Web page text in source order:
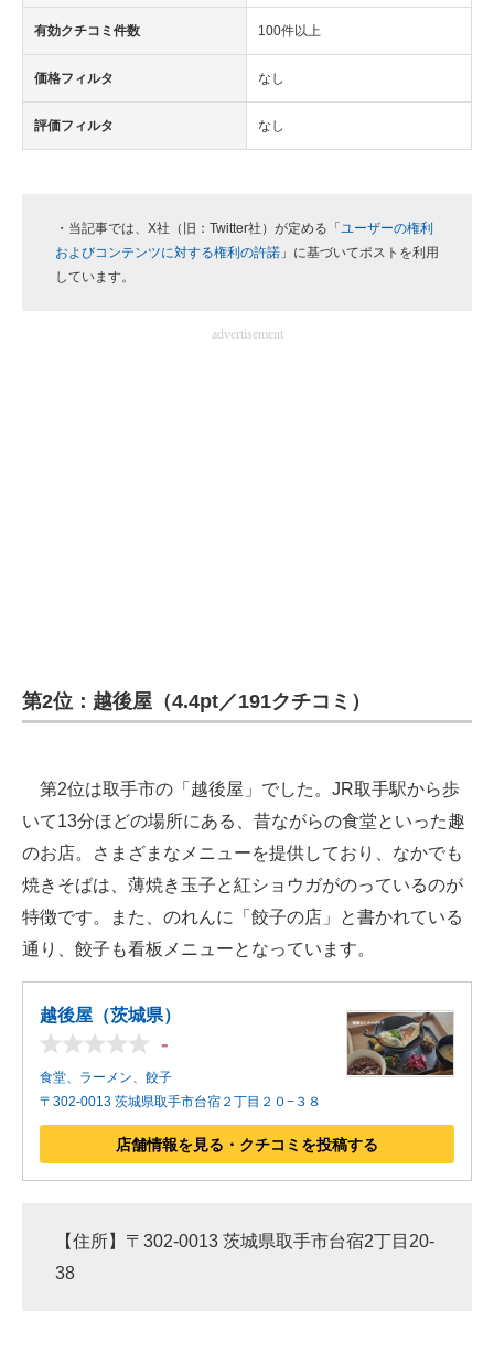
有効クチコミ件数 100件以上
価格フィルタ なし
評価フィルタ なし
・当記事では、X社（旧：Twitter社）が定める「 ユーザーの権利
およびコンテンツに対する権利の許諾 」に基づいてポストを利用
しています。
advertisement
第2位：越後屋（4.4pt／191クチコミ）
第2位は取手市の「越後屋」でした。JR取手駅から歩
いて13分ほどの場所にある、昔ながらの食堂といった趣
のお店。さまざまなメニューを提供しており、なかでも
焼きそばは、薄焼き玉子と紅ショウガがのっているのが
特徴です。また、のれんに「餃子の店」と書かれている
通り、餃子も看板メニューとなっています。
越後屋（茨城県）
-
食堂、ラーメン、餃子
〒302-0013 茨城県取手市台宿２丁目２０−３８
店舗情報を見る・クチコミを投稿する
【住所】〒302-0013 茨城県取手市台宿2丁目20-
38